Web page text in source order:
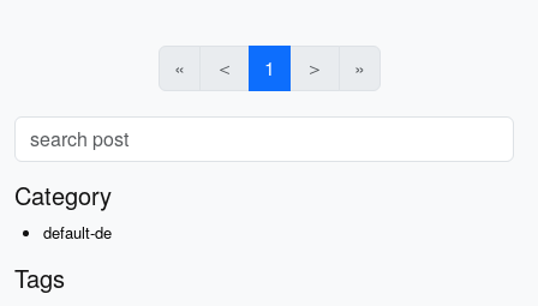
« ＜ 1 ＞ »
Category
default-de
Tags